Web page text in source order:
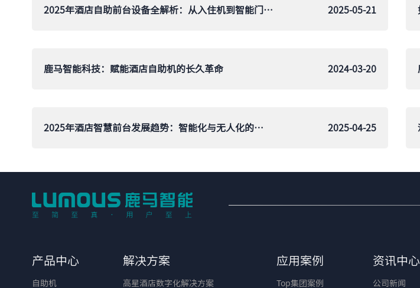
2025年酒店自助前台设备全解析：从入住机到智能门卡一网打尽 2025-05-21
鹿马智能科技：赋能酒店自助机的长久革命 2024-03-20
2025年酒店智慧前台发展趋势：智能化与无人化的新机遇 2025-04-25
产品中心
自助机
解决方案
高星酒店数字化解决方案
应用案例
Top集团案例
资讯中心
公司新闻